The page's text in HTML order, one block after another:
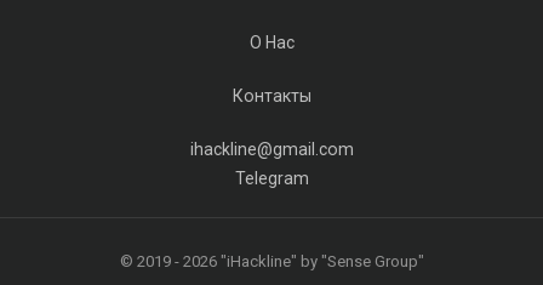
О Нас
Контакты
ihackline@gmail.com
Telegram
© 2019 - 2026 "iHackline" by "Sense Group"